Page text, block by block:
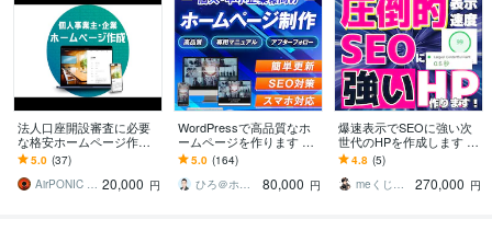
法人口座開設審査に必要
な格安ホームページ作成
します 法人銀行口座開設
審査、webサイト作成、コ
ーポレートサイトに
5.0 (37)
AirPONIC JOHN（ジョン） 20,000 円
WordPressで高品質なホ
ームページを作ります シ
ンプル/SEO/ホームペー
ジ/おしゃれ/スタイリッシ
ュ
5.0 (164)
ひろ＠ホームページ制作
80,000 円
爆速表示でSEOに強い次
世代のHPを作成します 運
用費無料〜！WordPress
より爆速！集客に直結す
るHP
4.8 (5)
meくじら＠迅速・丁寧な対応でHP作成
270,000 円